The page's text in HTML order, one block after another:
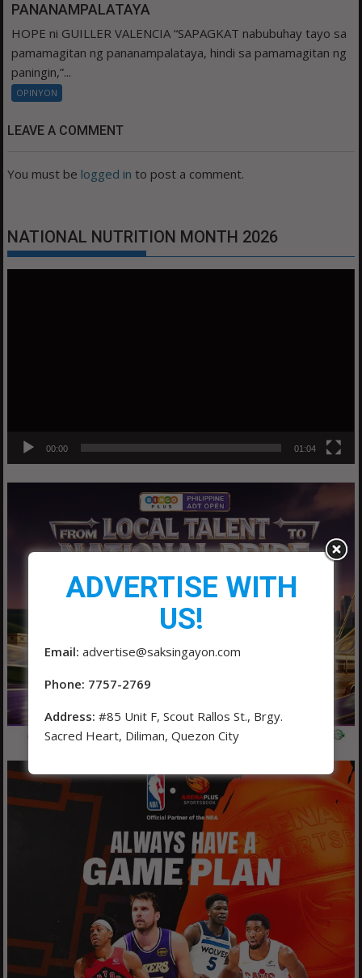
PANANAMPALATAYA
HOPE ni GUILLER VALENCIA “SAPAGKAT nabubuhay tayo sa
pamamagitan ng pananampalataya, hindi sa pamamagitan ng
paningin,”...
OPINYON
LEAVE A COMMENT
You must be logged in to post a comment.
NATIONAL NUTRITION MONTH 2026
00:00 01:04
ADVERTISE WITH
US!
Email: advertise@saksingayon.com
Phone: 7757-2769
Address: #85 Unit F, Scout Rallos St., Brgy.
Sacred Heart, Diliman, Quezon City